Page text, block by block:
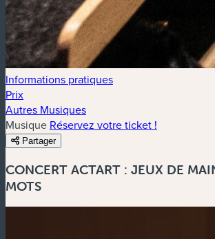
Informations pratiques
Prix
Autres Musiques
Musique Réservez votre ticket !
Partager
CONCERT ACTART : JEUX DE
MOTS